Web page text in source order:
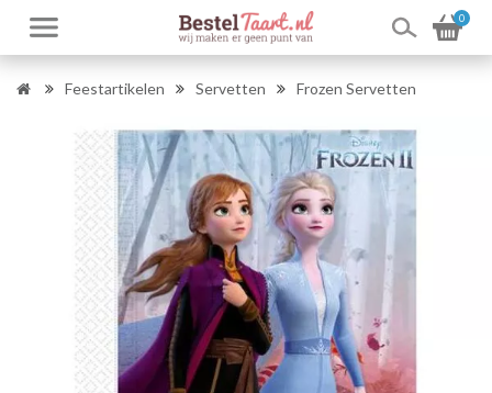
0
Feestartikelen Servetten Frozen Servetten